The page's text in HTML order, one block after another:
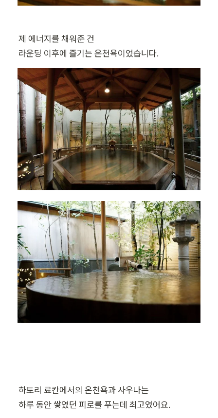
제 에너지를 채워준 건
라운딩 이후에 즐기는 온천욕이었습니다.
하토리 료칸에서의 온천욕과 사우나는
하루 동안 쌓였던 피로를 푸는데 최고였어요.